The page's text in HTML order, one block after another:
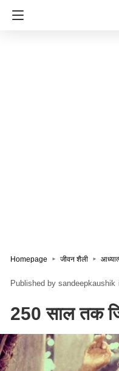
Homepage जीवन शैली
sandeepkaushik
250 साल तक